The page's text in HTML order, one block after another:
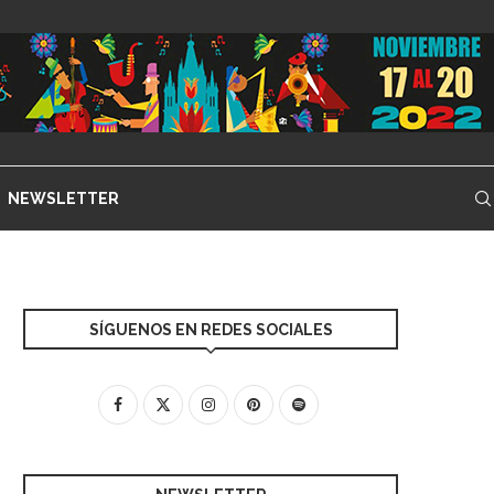
NEWSLETTER
SÍGUENOS EN REDES SOCIALES